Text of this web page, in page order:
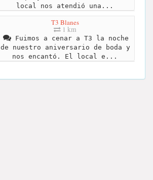
local nos atendió una...
T3 Blanes
1 km
Fuimos a cenar a T3 la noche
de nuestro aniversario de boda y
nos encantó. El local e...